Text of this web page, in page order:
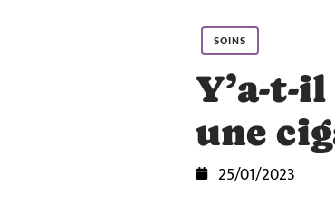
SOINS
Y’a-t-
une
25/01/2023